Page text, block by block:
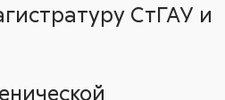
СтГАУ и